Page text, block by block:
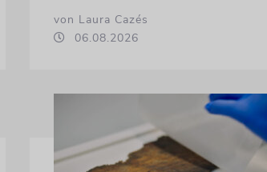
von Laura Cazés
06.08.2026